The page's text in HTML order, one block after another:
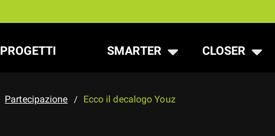
PROGETTI SMARTER CLOSER
Partecipazione / Ecco il decalogo Youz